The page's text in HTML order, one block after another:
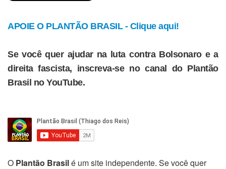
APOIE O PLANTÃO BRASIL - Clique aqui!
Se você quer ajudar na luta contra Bolsonaro e a
direita fascista, inscreva-se no canal do Plantão
Brasil no YouTube.
O Plantão Brasilé um site independente. Se você quer